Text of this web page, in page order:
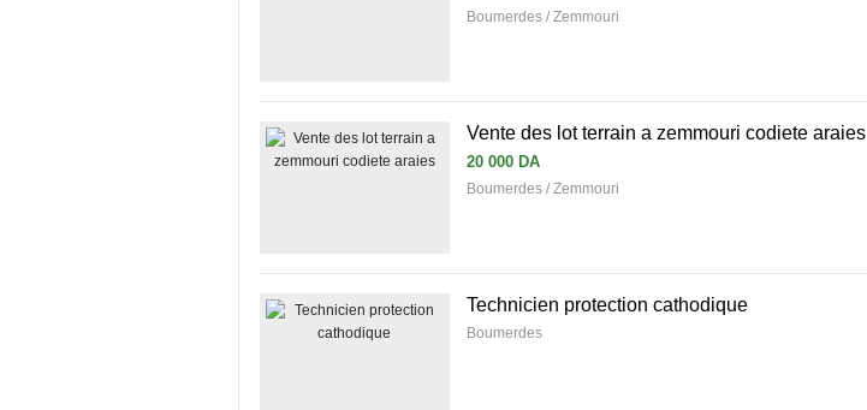
Boumerdes / Zemmouri
Vente des lot terrain a zemmouri codiete araies
20 000 DA
Boumerdes / Zemmouri
Technicien protection cathodique
Boumerdes